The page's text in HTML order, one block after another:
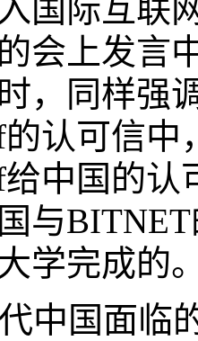
国际互联
会上发言
，同样强
的认可信
给中国的
与
学完成的
中国面临